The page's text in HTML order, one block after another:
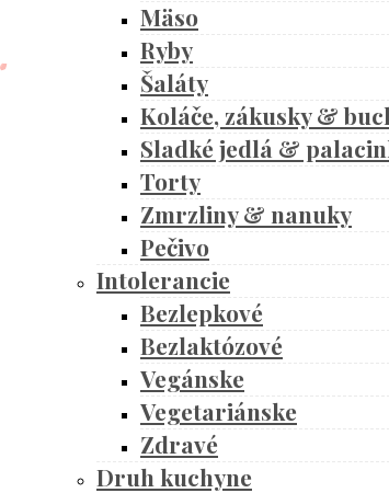
Mäso
Ryby
Šaláty
Koláče, zákusky &
Sladké jedlá &
Torty
Zmrzliny & nanuky
Pečivo
Intolerancie
Bezlepkové
Bezlaktózové
Vegánske
Vegetariánske
Zdravé
Druh kuchyne